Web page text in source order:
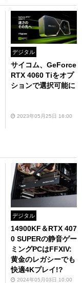
デジタル
サイコム、GeForce
RTX 4060 Tiをオプ
ションで選択可能に
2023年05月25日 16:00
デジタル
14900KF＆RTX 407
0 SUPERの静音ゲー
ミングPCはFFXIV:
黄金のレガシーでも
快適4Kプレイ!?
2024年05月03日 10:00